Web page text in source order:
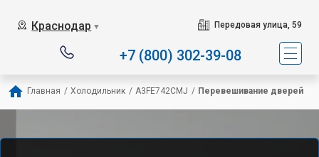
Краснодар ▼ Передовая улица, 59
+7 (800) 302-39-08
Главная / Холодильник / A3FE742CMJ / Перевешивание дверей